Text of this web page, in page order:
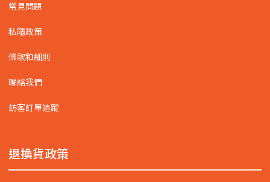
常見問題
私隱政策
條款和細則
聯絡我們
訪客訂單追蹤
退換貨政策